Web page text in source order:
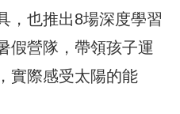
，也推出8場深度學習
假營隊，帶領孩子運
實際感受太陽的能